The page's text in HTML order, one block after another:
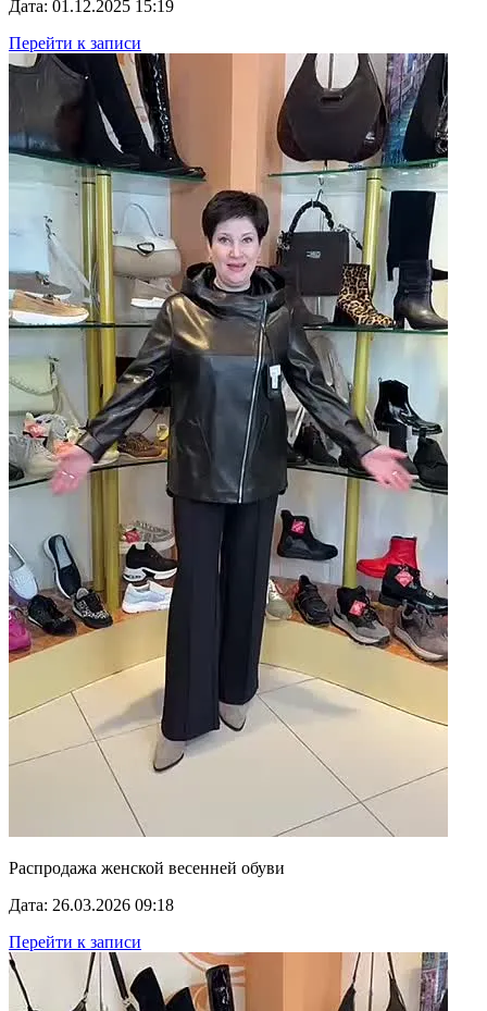
Дата: 01.12.2025 15:19
Перейти к записи
Распродажа женской весенней обуви
Дата: 26.03.2026 09:18
Перейти к записи